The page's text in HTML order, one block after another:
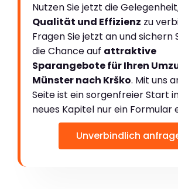
Nutzen Sie jetzt die
Qualität und Effizienz zu
Fragen Sie jetzt an und sichern
die Chance auf attraktive
Sparangebote für Ihren
Münster nach Krško. Mit uns
Seite ist ein sorgenfreier Start
neues Kapitel nur ein Formular
Unverbindlich